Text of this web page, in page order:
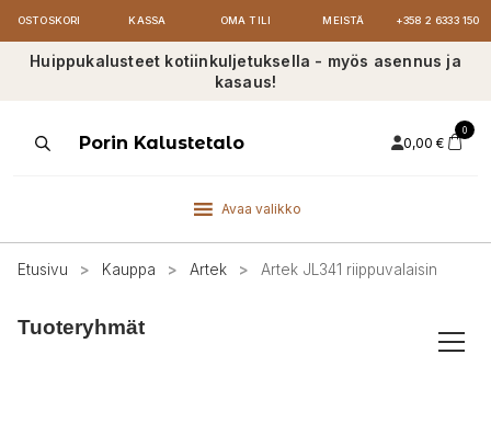
OSTOSKORI KASSA OMA TILI MEISTÄ +358 2 6333 150
Huippukalusteet kotiinkuljetuksella - myös asennus ja
kasaus!
ProductsPorin Kalustetalo 0,00 €
0
Avaa valikko
Etusivu > Kauppa > Artek > Artek JL341 riippuvalaisin
Tuoteryhmät